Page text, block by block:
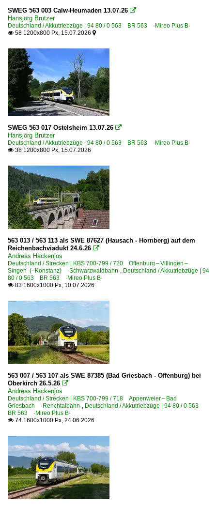
Calw
Fangschleuse Tesla Süd
Frankfurt (Oder) Pbf ·BFP·
Kehl (Rhein)
Bahnhöfe (L - Q)
Offenburg
Bahnhöfe (R - Z)
Bahntechnische Anlagen und Kunstbauten
Tunnel
Dieseltriebzüge | 95 80
0 643 BR 643 ·Talent· Private
0 650 BR 650 ·RS1· Private
Elektrotriebzüge | 94 80
Bahn und Städte
Industriemessen
RB-, RE-Linien in BB
RB 25 ·Barnimer Feldmark Kurier·
RB 27 ·Heidekrautbahn·
RB-, RE-Linien in RLP
RB 96 ·Hellertalbahn·
Regionalzüge (Bundesländer)
Baden-Württemberg
SWEG 563 003 Calw-Heumaden 13.07.26 
Hansjörg Brutzer
Deutschland / Akkutriebzüge | 94 80 / 0 563 BR 563 ·Mireo Plus B·
 58 1200x800 Px, 15.07.2026 
SWEG 563 017 Ostelsheim 13.07.26 
Hansjörg Brutzer
Deutschland / Akkutriebzüge | 94 80 / 0 563 BR 563 ·Mireo Plus B·
 38 1200x800 Px, 15.07.2026
563 013 / 563 113 als SWE 87627 (Hausach - Hornberg) auf dem
Reichenbachviadukt 24.6.26 
Andreas Hackenjos
Deutschland / Strecken | KBS 700-799 / 720 Offenburg – Villingen –
Singen (–Konstanz) ·Schwarzwaldbahn·, Deutschland / Akkutriebzüge | 94
80 / 0 563 BR 563 ·Mireo Plus B·
 83 1600x1000 Px, 10.07.2026
563 007 / 563 107 als SWE 87385 (Bad Griesbach - Offenburg) bei
Oberkirch 26.5.26 
Andreas Hackenjos
Deutschland / Strecken | KBS 700-799 / 718 Appenweier – Bad
Griesbach ·Renchtalbahn·, Deutschland / Akkutriebzüge | 94 80 / 0 563
BR 563 ·Mireo Plus B·
 74 1600x1000 Px, 24.06.2026